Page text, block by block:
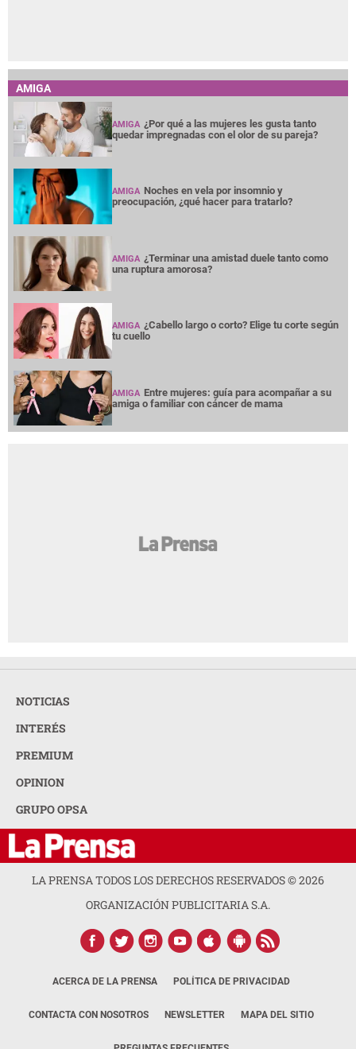
AMIGA
AMIGA ¿Por qué a las mujeres les gusta tanto
quedar impregnadas con el olor de su pareja?
AMIGA Noches en vela por insomnio y
preocupación, ¿qué hacer para tratarlo?
AMIGA ¿Terminar una amistad duele tanto como
una ruptura amorosa?
AMIGA ¿Cabello largo o corto? Elige tu corte según
tu cuello
AMIGA Entre mujeres: guía para acompañar a su
amiga o familiar con cáncer de mama
NOTICIAS
INTERÉS
PREMIUM
OPINION
GRUPO OPSA
LA PRENSA TODOS LOS DERECHOS RESERVADOS ©2026
ORGANIZACIÓN PUBLICITARIA S.A.
ACERCA DE LA PRENSA POLÍTICA DE PRIVACIDAD
CONTACTA CON NOSOTROS NEWSLETTER MAPA DEL SITIO